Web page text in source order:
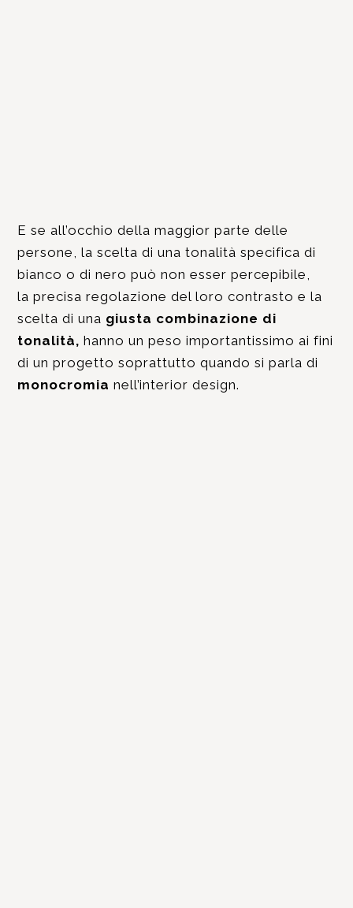
E se all’occhio della maggior parte delle
persone, la scelta di una tonalità specifica di
bianco o di nero può non esser percepibile,
la precisa regolazione del loro contrasto e la
scelta di una giusta combinazione di
tonalità, hanno un peso importantissimo ai fini
di un progetto soprattutto quando si parla di
monocromia nell’interior design.